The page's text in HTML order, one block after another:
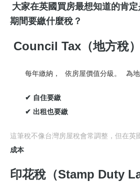
大家在英國買房最想知道的肯
期間要繳什麼稅？
Council Tax（地方稅）
每年繳納， 依房屋價值分級。 為
✔ 自住要繳
✔ 出租也要繳
這筆稅不像台灣房屋稅會常調整，但在英
成本
印花稅（Stamp Duty